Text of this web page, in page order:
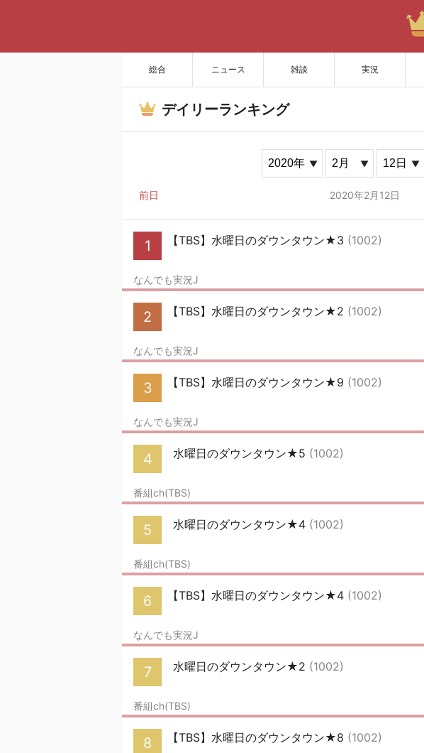
総合 ニュース 雑談 実況
デイリーランキング
前日 2020年2月12日
1 【TBS】水曜日のダウンタウン★3 (1002)
なんでも実況J
2 【TBS】水曜日のダウンタウン★2 (1002)
なんでも実況J
3 【TBS】水曜日のダウンタウン★9 (1002)
なんでも実況J
4 水曜日のダウンタウン★5 (1002)
番組ch(TBS)
5 水曜日のダウンタウン★4 (1002)
番組ch(TBS)
6 【TBS】水曜日のダウンタウン★4 (1002)
なんでも実況J
7 水曜日のダウンタウン★2 (1002)
番組ch(TBS)
8 【TBS】水曜日のダウンタウン★8 (1002)